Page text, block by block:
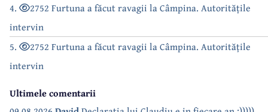
4.
2752 Furtuna a făcut ravagii la Câmpina. Autoritățile
intervin
5.
2752 Furtuna a făcut ravagii la Câmpina. Autoritățile
intervin
Ultimele comentarii